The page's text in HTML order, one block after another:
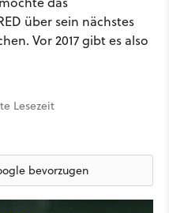
über sein nächstes
Vor 2017 gibt es also
Lesezeit
bevorzugen